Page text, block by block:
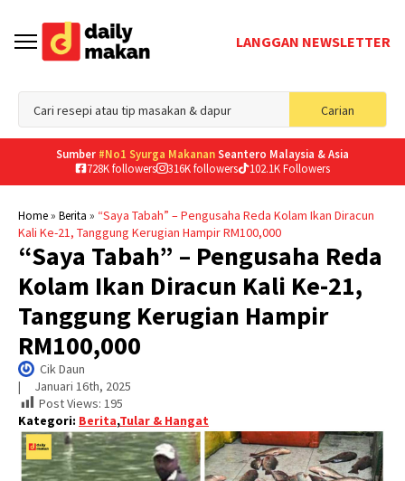
LANGGAN NEWSLETTER
Carian
for:
Sumber #No1 Syurga MakananSeantero Malaysia & Asia
728K followers
316K followers 102.1K Followers
Home» Berita » “Saya Tabah” – Pengusaha Reda Kolam Ikan Diracun
Kali Ke-21, Tanggung Kerugian Hampir RM100,000
“Saya Tabah” – Pengusaha Reda
Kolam Ikan Diracun Kali Ke-21,
Tanggung Kerugian Hampir
RM100,000
Cik Daun
| Januari 16th, 2025
Post Views: 195
Kategori: Berita,Tular & Hangat